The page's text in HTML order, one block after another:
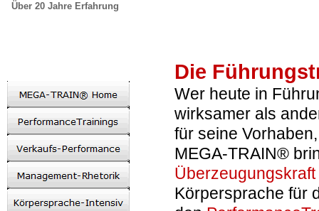
Über 20 Jahre Erfahrung
Die
Wer heute in
wirksamer als
für seine
MEGA-TRAIN®
Überzeugungskraft
Körpersprache für